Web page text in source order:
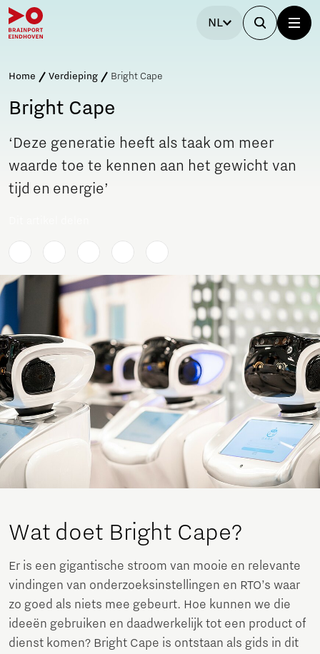
NL
Home Verdieping Bright Cape
Bright Cape
‘Deze generatie heeft als taak om meer
waarde toe te kennen aan het gewicht van
tijd en energie’
Wat doet Bright Cape?
Er is een gigantische stroom van mooie en relevante
vindingen van onderzoeksinstellingen en RTO’s waar
zo goed als niets mee gebeurt. Hoe kunnen we die
ideeën gebruiken en daadwerkelijk tot een product of
dienst komen? Bright Cape is ontstaan als gids in dit